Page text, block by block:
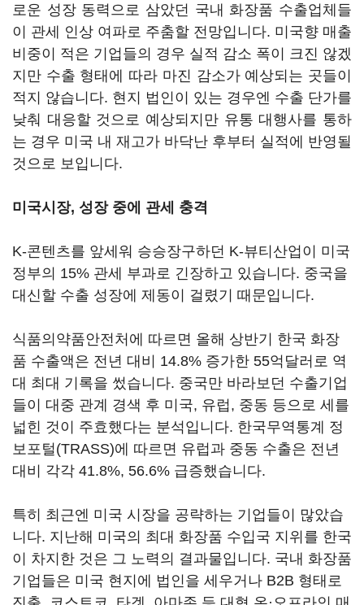
로운 성장 동력으로 삼았던 국내 화장품 수출업체들
이 관세 인상 여파로 주춤할 전망입니다. 미국향 매출
비중이 적은 기업들의 경우 실적 감소 폭이 크진 않겠
지만 수출 형태에 따라 마진 감소가 예상되는 곳들이
적지 않습니다. 현지 법인이 있는 경우엔 수출 단가를
낮춰 대응할 것으로 예상되지만 유통 대행사를 통하
는 경우 미국 내 재고가 바닥난 후부터 실적에 반영될
것으로 보입니다.
미국시장, 성장 중에 관세 충격
K-콘텐츠를 앞세워 승승장구하던 K-뷰티산업이 미국
정부의 15% 관세 부과로 긴장하고 있습니다. 중국을
대신할 수출 성장에 제동이 걸렸기 때문입니다.
식품의약품안전처에 따르면 올해 상반기 한국 화장
품 수출액은 전년 대비 14.8% 증가한 55억달러로 역
대 최대 기록을 썼습니다. 중국만 바라보던 수출기업
들이 대중 관계 경색 후 미국, 유럽, 중동 등으로 세를
넓힌 것이 주효했다는 분석입니다. 한국무역통계 정
보포털(TRASS)에 따르면 유럽과 중동 수출은 전년
대비 각각 41.8%, 56.6% 급증했습니다.
특히 최근엔 미국 시장을 공략하는 기업들이 많았습
니다. 지난해 미국의 최대 화장품 수입국 지위를 한국
이 차지한 것은 그 노력의 결과물입니다. 국내 화장품
기업들은 미국 현지에 법인을 세우거나 B2B 형태로